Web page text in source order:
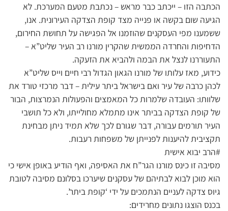
הכתבה הזו – ייכתב כבר מראש – נכתבת מטעם המערכת. לא
הגיעה שום בקשה או פנייה מצד קופת הצדקה העירונית. אנו,
ששמענו מפי העסקנים שהוזמנו אל הפגישה על תחושת החירום,
הדחיפות והחרדה הממשית שהקרין מורנו רב העיר שליט”א –
התעוררנו לנצל את הבמה ולהביא את הזעקה.
כידוע, מאז עלותו של מורנו הגאון הגדול רבי חיים וייס שליט”א
לכהן כרבה של עיר ואם בישראל ביתר עילית – דבר מרכזי טורד את
שלוותו: העובדה שלמרות כל המאמצים והפעולות הנמרצות, הבור
של קופת הצדקה בביתר אינו מתמלא מחולייתו, ולא כל תושבי
העיר תורמים עבורה, דבר שגורם לכך שלא תמיד ניתן מבחינת
תקציבית להיענות לפנייתן של משפחות רעבות.
#הרב יבוא אישית
מסיבה זו כינס מורנו הגר”ח את האסיפה, ואף הודיע באופן אישי כי
הוא מוכן לבוא לבתיהם של עסקנים שיערכו בסלונם מסיבה לטובת
גיוס צדקה לעניים הנתמכים על ידי ‘קופת ביתר’.
בכנס הוצגו נתונים מחרידים: